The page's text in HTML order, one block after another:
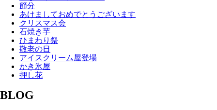
節分
あけましておめでとうございます
クリスマス会
石焼き芋
ひまわり祭
敬老の日
アイスクリーム屋登場
かき氷屋
押し花
BLOG